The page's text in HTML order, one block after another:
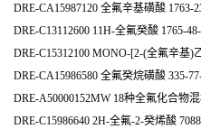
DRE-CA15987120 全氟辛基磺酸 1763-
DRE-C13112600 11H-全氟癸酸 1765-
DRE-C15312100 MONO-[2-(全氟辛基)
DRE-CA15986580 全氟癸烷磺酸 335-
DRE-A50000152MW 18种全氟化合物
DRE-C15986640 2H-全氟-2-癸烯酸